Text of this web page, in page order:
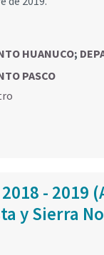
HUANUCO;
PASCO
- 2019
y Sierra